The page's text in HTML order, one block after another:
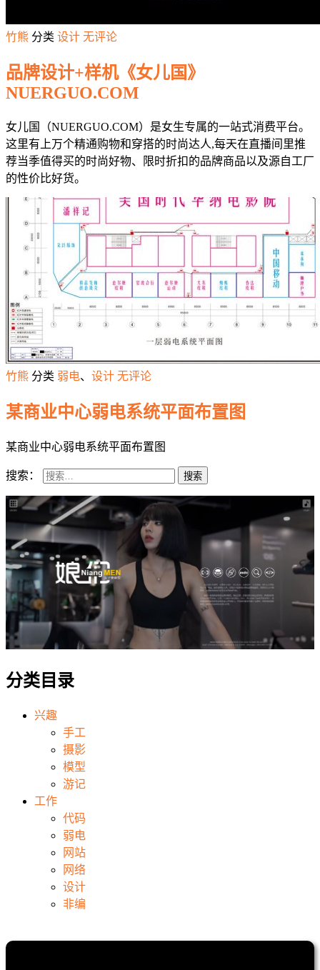
竹熊 分类 设计 无评论
品牌设计+样机《女儿国》
NUERGUO.COM
女儿国（NUERGUO.COM）是女生专属的一站式消费平台。
这里有上万个精通购物和穿搭的时尚达人,每天在直播间里推
荐当季值得买的时尚好物、限时折扣的品牌商品以及源自工厂
的性价比好货。
竹熊 分类 弱电、 设计 无评论
某商业中心弱电系统平面布置图
某商业中心弱电系统平面布置图
搜索：
分类目录
兴趣
手工
摄影
模型
游记
工作
代码
弱电
网站
网络
设计
非编